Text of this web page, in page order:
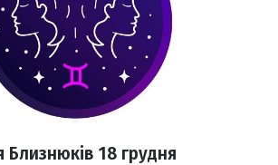
Близнюків 18 грудня